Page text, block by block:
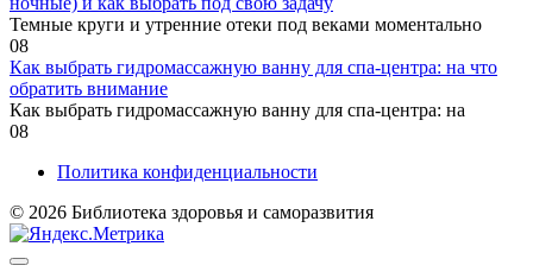
Темные круги и утренние отеки под веками моментально
08
Как выбрать гидромассажную ванну для спа-центра: на что
обратить внимание
Как выбрать гидромассажную ванну для спа-центра: на
08
Политика конфиденциальности
© 2026 Библиотека здоровья и саморазвития